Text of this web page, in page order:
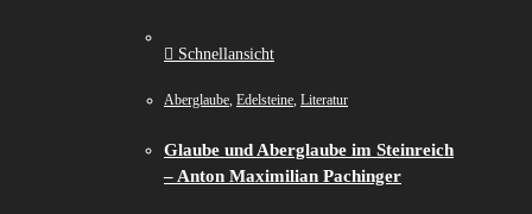
Schnellansicht
Aberglaube, Edelsteine, Literatur
Glaube und Aberglaube im Steinreich
– Anton Maximilian Pachinger